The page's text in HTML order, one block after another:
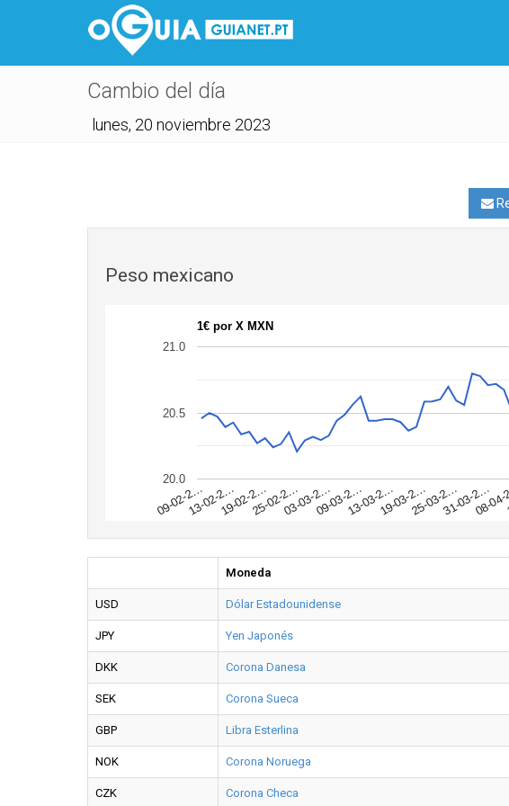
Cambio del día
lunes, 20 noviembre 2023
Peso mexicano
1€ por X MXN
09-02-2…13-02-2…19-02-2…25-02-2…03-03-2…09-03-2…13-03-2…19-03-2…25-03-2…31-03-2…
08-
20.0
20.5
21.0
Moneda
USD Dólar Estadounidense
JPY Yen Japonés
DKK Corona Danesa
SEK Corona Sueca
GBP Libra Esterlina
NOK Corona Noruega
CZK Corona Checa